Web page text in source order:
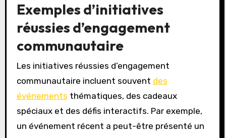
Exemples d’initiatives
réussies d’engagement
communautaire
Les initiatives réussies d’engagement
communautaire incluent souvent des
événements thématiques, des cadeaux
spéciaux et des défis interactifs. Par exemple,
un événement récent a peut-être présenté un